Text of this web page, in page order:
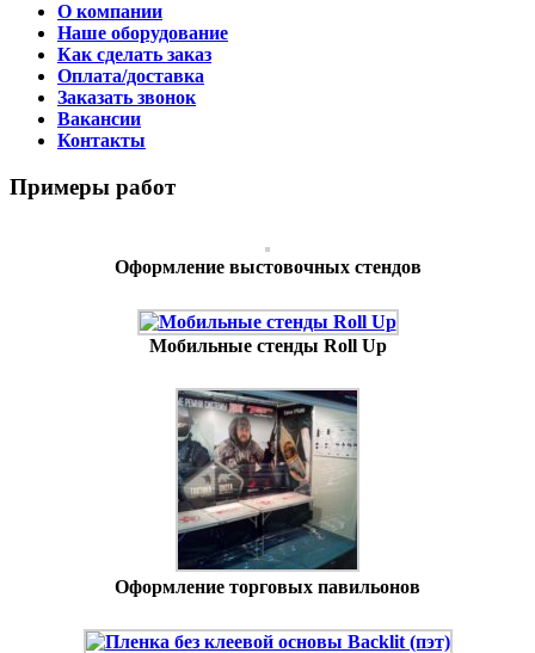
О компании
Наше оборудование
Как сделать заказ
Оплата/доставка
Заказать звонок
Вакансии
Контакты
Примеры работ
Оформление выстовочных стендов
Мобильные стенды Roll Up
Оформление торговых павильонов